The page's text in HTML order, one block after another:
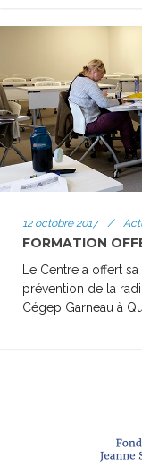
12 octobre 2017 /
FORMATION
Le Centre a offert
prévention de la
Cégep Garneau à